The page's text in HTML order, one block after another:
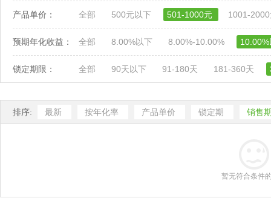
产品单价： 全部 500元以下 501-1000元 1001-
预期年化收益： 全部 8.00%以下 8.00%-10.00%
锁定期限： 全部 90天以下 91-180天 181-360天
排序: 最新 按年化率 产品单价 锁定期 销售
暂无符合条件